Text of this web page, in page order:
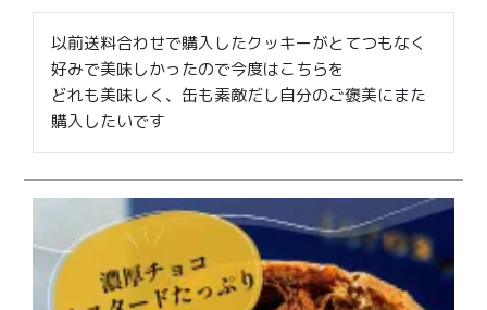
以前送料合わせで購入したクッキーがとてつもなく
好みで美味しかったので今度はこちらを
どれも美味しく、缶も素敵だし自分のご褒美にまた
購入したいです